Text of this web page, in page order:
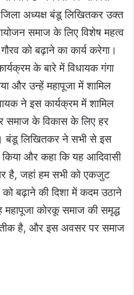
अध्यक्ष बंडू लिखितकर उक्त
समाज के लिए विशेष महत्व
को बढ़ाने का कार्य करेगा।
के बारे में विधायक गंगा
और उन्हें महापूजा में शामिल
ने इस कार्यक्रम में शामिल
समाज के विकास के लिए हर
बंडू लिखितकर ने सभी से इस
और कहा कि यह आदिवासी
है, जहां हम सभी को एकजुट
बढ़ाने की दिशा में कदम उठाने
कोरकू समाज की समृद्ध
है, और इस अवसर पर समाज